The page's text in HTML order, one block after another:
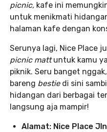
picnic, kafe ini
untuk menikmati
halaman kafe dengan
Serunya lagi, Nice Place
picnic mattuntuk kamu
piknik. Seru banget
bareng bestie di sini
hidangan dari berbagai
langsung aja mampir!
Alamat: Nice Place